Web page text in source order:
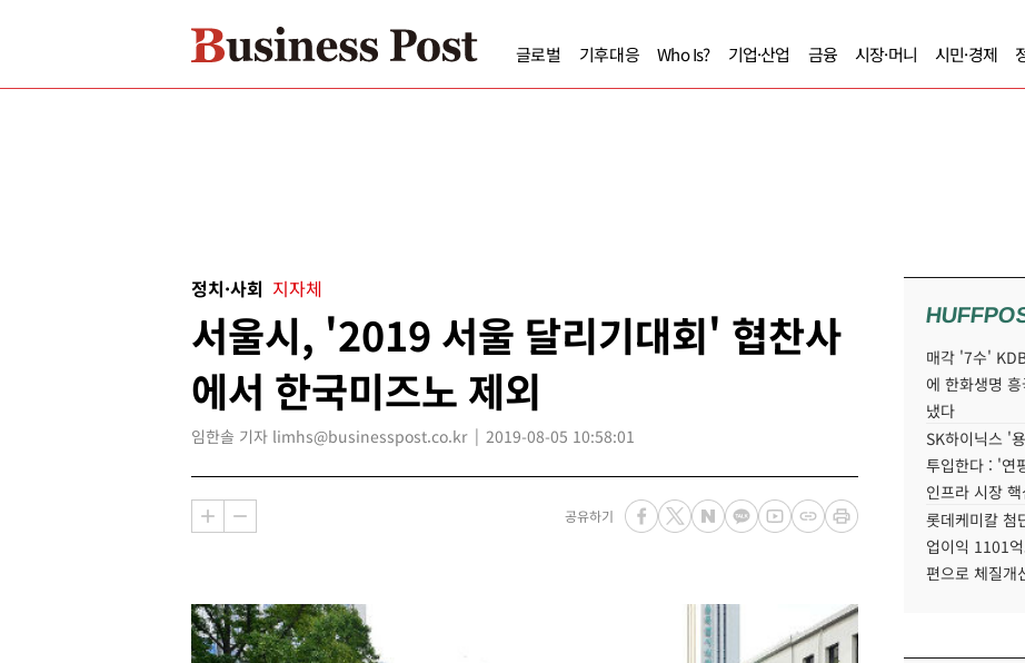
글로벌 기후대응 Who Is? 기업·산업 금융 시장·머니 시민·경제
정치·사회 지자체
서울시, '2019 서울 달리기대회' 협찬사
에서 한국미즈노 제외
임한솔 기자 limhs@businesspost.co.kr 2019-08-05 10:58:01
공유하기
매각 '7수'
에 한화생명
냈다
SK하이닉스 '
투입한다 : '연
인프라 시장
롯데케미칼 첨
업이익 1101
편으로 체질개